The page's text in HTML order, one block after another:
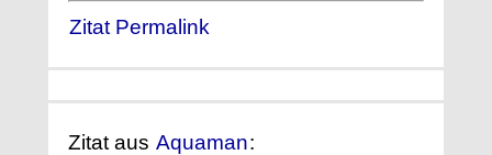
Zitat Permalink
Zitat aus Aquaman: